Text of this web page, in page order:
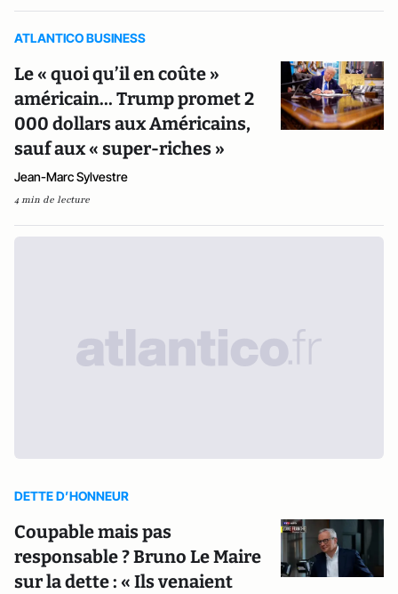
ATLANTICO BUSINESS
Le « quoi qu’il en coûte »
américain... Trump promet 2
000 dollars aux Américains,
sauf aux « super-riches »
Jean-Marc Sylvestre
4 min de lecture
DETTE D’HONNEUR
Coupable mais pas
responsable ? Bruno Le Maire
sur la dette : « Ils venaient